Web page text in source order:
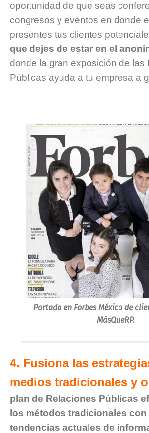
oportunidad de que seas
congresos y eventos en donde
presentes tus clientes
que dejes de estar en el
donde la gran exposición de las
Públicas ayuda a tu empresa a
Portada en Forbes México de
MásQueRP.
4. Fusiona las
medios tradicionales y
plan de Relaciones Públicas
los métodos tradicionales con
tendencias actuales de